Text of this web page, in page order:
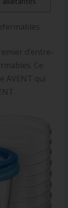
d’entre-
Ce
AVENT qui